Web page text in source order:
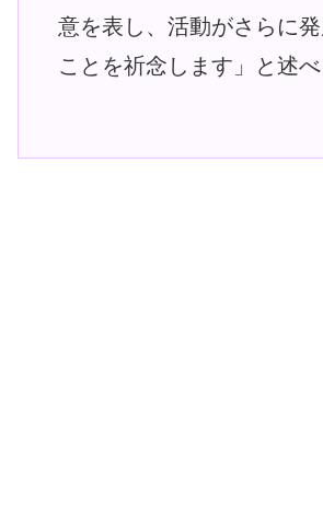
意を表し、活動がさらに発
ことを祈念します」と述べ